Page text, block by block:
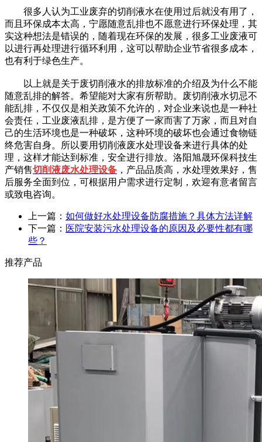
很多人认为工业废弃的切削液水在使用过后就没有用了，
而且环保成本太高，宁愿随意乱排也不愿意进行环保处理，其
实这种想法是错误的，随着现在环保的发展，很多工业废液可
以进行再处理进行循环利用，这可以帮助企业节省很多成本，
也有利于绿色生产。
以上就是关于废切削液水的排放标准的介绍及为什么不能
随意乱排的解答。希望能对大家有所帮助。废切削液水切忌不
能乱排，不仅仅是相关政策不允许的，对企业来说也是一种社
会责任，工业废液乱排，是方便了一家而害了万家，而且对自
己的生活环境也是一种破坏，这种环境的破坏也会通过食物链
终危害自身。所以要用切削液废水处理设备来进行具体的处
理，这样才能达到标准，安全进行排放。洛阳旭晟环保科技生
产销售切削液废水处理设备 ，产品品质高，水处理效果好，售
后服务全面到位，可根据用户需求进行定制，欢迎有意者留言
或致电咨询。
上一篇： 如何做好水处理设备防腐措施？具体方法详解
下一篇： 医院安装污水处理设备的原因及必要性都有哪
些？
推荐产品